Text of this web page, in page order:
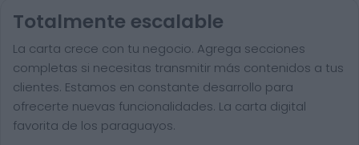
Totalmente escalable
La carta crece con tu negocio. Agrega secciones
completas si necesitas transmitir más contenidos a tus
clientes. Estamos en constante desarrollo para
ofrecerte nuevas funcionalidades. La carta digital
favorita de los paraguayos.